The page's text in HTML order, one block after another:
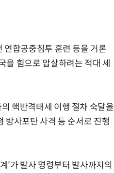
합공중침투 훈련 등을 거론
을 힘으로 압살하려는 적대 세
핵반격태세 이행 절차 숙달을
방사포탄 사격 등 순서로 진행
'가 발사 명령부터 발사까지의